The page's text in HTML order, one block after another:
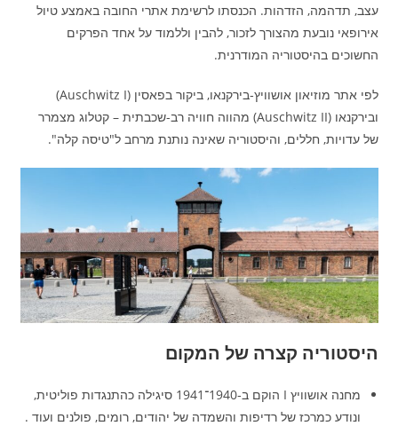
עצב, תדהמה, הזדהות. הכנסתו לרשימת אתרי החובה באמצע טיול
אירופאי נובעת מהצורך לזכור, להבין וללמוד על אחד הפרקים
החשוכים בהיסטוריה המודרנית.
לפי אתר מוזיאון אושוויץ‑בירקנאו, ביקור בפאסין (Auschwitz I)
ובירקנאו (Auschwitz II) מהווה חוויה רב-שכבתית – קטלוג מצמרר
של עדויות, חללים, והיסטוריה שאינה נותנת מרחב ל"טיסה קלה".
היסטוריה קצרה של המקום
מחנה אושוויץ I הוקם ב‑1940־1941 סיגילה כהתנגדות פוליטית,
ונודע כמרכז של רדיפות והשמדה של יהודים, רומים, פולנים ועוד .